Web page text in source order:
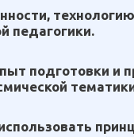
педагогики.
подготовки и